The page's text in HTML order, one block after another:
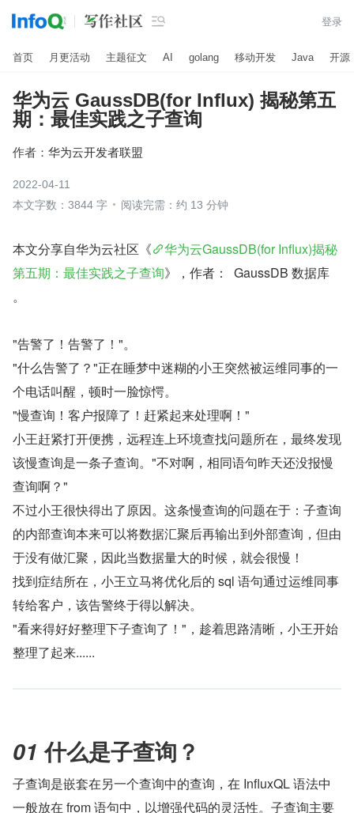
 登录
首页 月更活动 主题征文 AI golang 移动开发 Java 开源
华为云 GaussDB(for Influx) 揭秘第五
期：最佳实践之子查询
作者： 华为云开发者联盟
2022-04-11
本文字数：3844 字
阅读完需：约 13 分钟
本文分享自华为云社区《
华为云GaussDB(for Influx)揭秘
第五期：最佳实践之子查询》，作者：  GaussDB 数据库
。
"告警了！告警了！"。
"什么告警了？"正在睡梦中迷糊的小王突然被运维同事的一
个电话叫醒，顿时一脸惊愕。
"慢查询！客户报障了！赶紧起来处理啊！"
小王赶紧打开便携，远程连上环境查找问题所在，最终发现
该慢查询是一条子查询。"不对啊，相同语句昨天还没报慢
查询啊？"
不过小王很快得出了原因。这条慢查询的问题在于：子查询
的内部查询本来可以将数据汇聚后再输出到外部查询，但由
于没有做汇聚，因此当数据量大的时候，就会很慢！
找到症结所在，小王立马将优化后的 sql 语句通过运维同事
转给客户，该告警终于得以解决。
"看来得好好整理下子查询了！"，趁着思路清晰，小王开始
整理了起来......
01 什么是子查询？
子查询是嵌套在另一个查询中的查询，在 InfluxQL 语法中
一般放在 from 语句中，以增强代码的灵活性。子查询主要